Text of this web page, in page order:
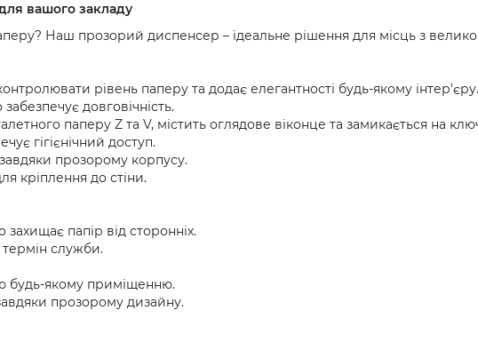
вашого закладу
Наш прозорий диспенсер – ідеальне рішення для місць з
рівень паперу та додає елегантності будь-якому інтер'єру.
довговічність.
паперу Z та V, містить оглядове віконце та замикається на
гігієнічний доступ.
прозорому корпусу.
кріплення до стіни.
захищає папір від сторонніх.
термін служби.
будь-якому приміщенню.
прозорому дизайну.